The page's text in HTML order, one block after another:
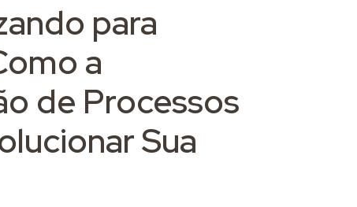
para
a
de Processos
Sua